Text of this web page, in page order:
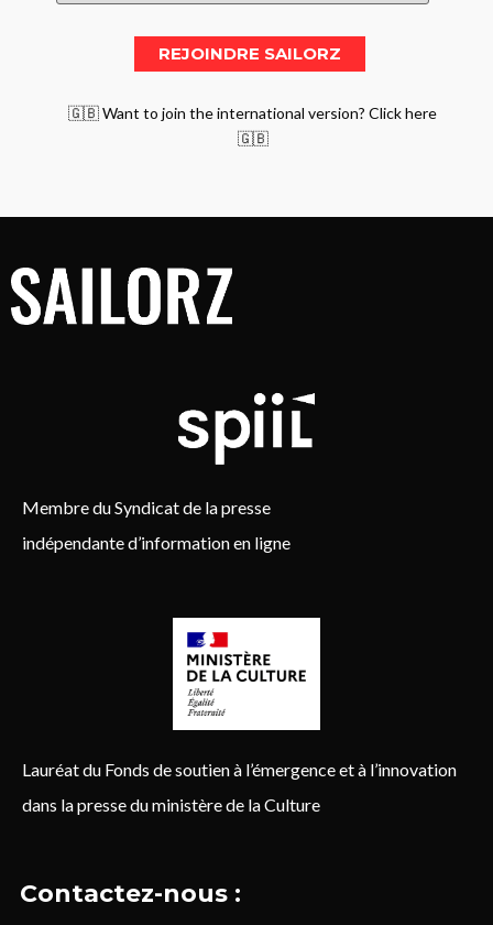
🇬🇧 Want to join the international version? Click here
🇬🇧
Membre du Syndicat de la presse
indépendante d’information en ligne
Lauréat du Fonds de soutien à l’émergence et à l’innovation
dans la presse du ministère de la Culture
Contactez-nous :